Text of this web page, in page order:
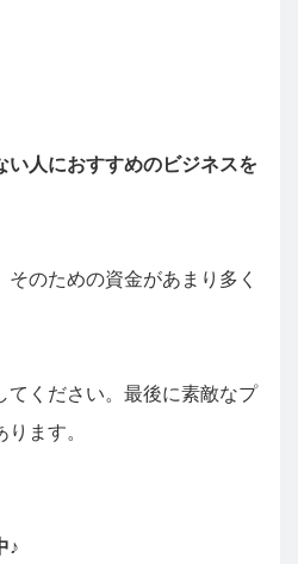
い人におすすめのビジネスを
のための資金があまり多く
てください。最後に素敵なプ
ます。
♪